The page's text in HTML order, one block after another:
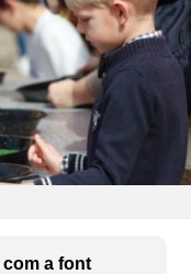
com a font